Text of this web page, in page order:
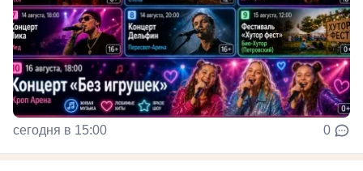
сегодня в 15:00 0